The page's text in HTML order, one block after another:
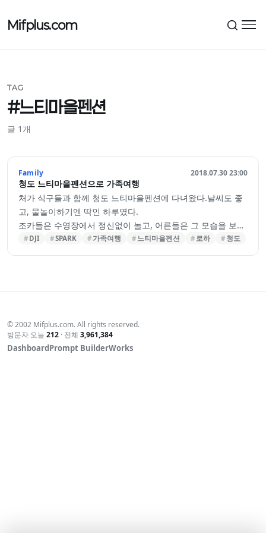
Mifplus.com
TAG
#느티마을펜션
글 1개
Family 2018.07.30 23:00
청도 느티마을펜션으로 가족여행
처가 식구들과 함께 청도 느티마을펜션에 다녀왔다.날씨도 좋
고, 물놀이하기엔 딱인 하루였다.
조카들은 수영장에서 정신없이 놀고, 어른들은 그 모습을 보며
웃고 떠들었다.물 튀기는 소리, 아이들 웃음소리 덕분에 펜션
분위기가 한층 살아났다.
눈만 굴리며 사람들을 바라보는 모습이 참 대견했다.
이점점 더 소중하게 느껴진다.
언젠가는 로하도 저 수영장에서형, 누나들처럼 첨벙거리며 놀
날이 오겠지.그날을 상상하며,오늘은 엄마 품속에서 보낸 첫 여
DJI SPARK 가족여행 느티마을펜션 로하 청도
© 2002 Mifplus.com. All rights reserved.
방문자 오늘 212 · 전체 3,961,384
DashboardPrompt BuilderWorks